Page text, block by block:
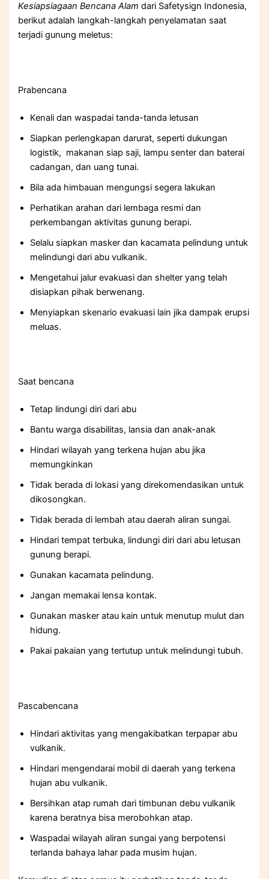
Kesiapsiagaan Bencana Alamdari Safetysign Indonesia,
berikut adalah langkah-langkah penyelamatan saat
terjadi gunung meletus:
Prabencana
Kenali dan waspadai tanda-tanda letusan
Siapkan perlengkapan darurat, seperti dukungan
logistik, makanan siap saji, lampu senter dan baterai
cadangan, dan uang tunai.
Bila ada himbauan mengungsi segera lakukan
Perhatikan arahan dari lembaga resmi dan
perkembangan aktivitas gunung berapi.
Selalu siapkan masker dan kacamata pelindung untuk
melindungi dari abu vulkanik.
Mengetahui jalur evakuasi dan shelter yang telah
disiapkan pihak berwenang.
Menyiapkan skenario evakuasi lain jika dampak erupsi
meluas.
Saat bencana
Tetap lindungi diri dari abu
Bantu warga disabilitas, lansia dan anak-anak
Hindari wilayah yang terkena hujan abu jika
memungkinkan
Tidak berada di lokasi yang direkomendasikan untuk
dikosongkan.
Tidak berada di lembah atau daerah aliran sungai.
Hindari tempat terbuka, lindungi diri dari abu letusan
gunung berapi.
Gunakan kacamata pelindung.
Jangan memakai lensa kontak.
Gunakan masker atau kain untuk menutup mulut dan
hidung.
Pakai pakaian yang tertutup untuk melindungi tubuh.
Pascabencana
Hindari aktivitas yang mengakibatkan terpapar abu
vulkanik.
Hindari mengendarai mobil di daerah yang terkena
hujan abu vulkanik.
Bersihkan atap rumah dari timbunan debu vulkanik
karena beratnya bisa merobohkan atap.
Waspadai wilayah aliran sungai yang berpotensi
terlanda bahaya lahar pada musim hujan.